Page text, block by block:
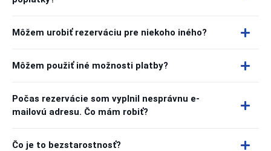
Môžem urobiť rezerváciu pre niekoho iného?
Môžem použiť iné možnosti platby?
Počas rezervácie som vyplnil nesprávnu e-
mailovú adresu. Čo mám robiť?
Čo je to bezstarostnosť?